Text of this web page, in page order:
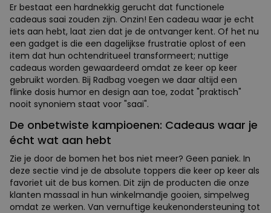
Er bestaat een hardnekkig gerucht dat functionele
cadeaus saai zouden zijn. Onzin! Een cadeau waar je echt
iets aan hebt, laat zien dat je de ontvanger kent. Of het nu
een gadget is die een dagelijkse frustratie oplost of een
item dat hun ochtendritueel transformeert; nuttige
cadeaus worden gewaardeerd omdat ze keer op keer
gebruikt worden. Bij Radbag voegen we daar altijd een
flinke dosis humor en design aan toe, zodat "praktisch"
nooit synoniem staat voor "saai".
De onbetwiste kampioenen: Cadeaus waar je
écht wat aan hebt
Zie je door de bomen het bos niet meer? Geen paniek. In
deze sectie vind je de absolute toppers die keer op keer als
favoriet uit de bus komen. Dit zijn de producten die onze
klanten massaal in hun winkelmandje gooien, simpelweg
omdat ze werken. Van vernuftige keukenondersteuning tot